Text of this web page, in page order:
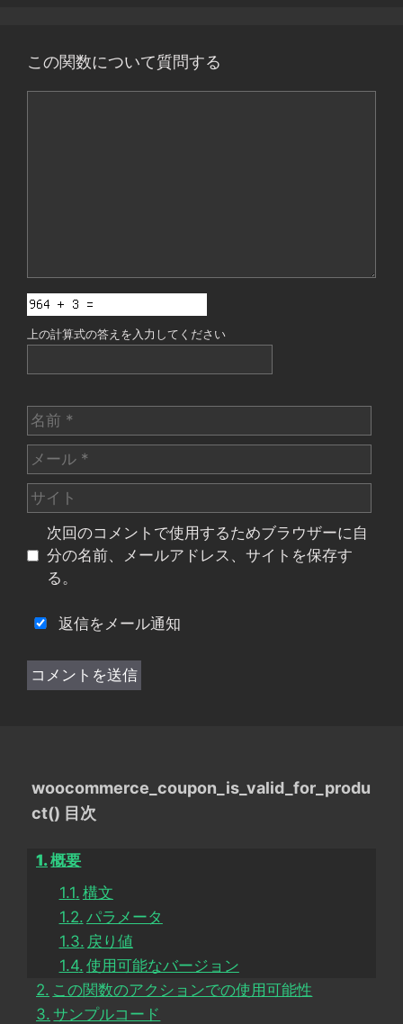
この関数について質問する
上の計算式の答えを入力してください
名
前
メ
ー
ル
サ
イ
次回のコメントで使用するためブラウザーに自
分の名前、メールアドレス、サイトを保存す
る。
返信をメール通知
woocommerce_coupon_is_valid_for_produ
ct() 目次
概要
構文
パラメータ
戻り値
使用可能なバージョン
この関数のアクションでの使用可能性
サンプルコード